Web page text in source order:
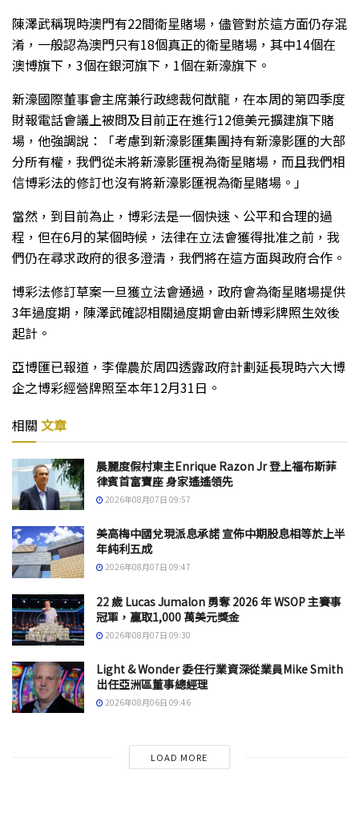
陳澤武稱現時澳門有22間衛星賭場，儘管對於這方面仍存混
淆，一般認為澳門只有18個真正的衛星賭場，其中14個在
澳博旗下，3個在銀河旗下，1個在新濠旗下。
新濠國際董事會主席兼行政總裁何猷龍，在本周的第四季度
財報電話會議上被問及目前正在進行12億美元擴建旗下賭
場，他強調說：「考慮到新濠影匯集團持有新濠影匯的大部
分所有權，我們從未將新濠影匯視為衛星賭場，而且我們相
信博彩法的修訂也沒有將新濠影匯視為衛星賭場。」
當然，到目前為止，博彩法是一個快速、公平和合理的過
程，但在6月的某個時候，法律在立法會獲得批准之前，我
們仍在尋求政府的很多澄清，我們將在這方面與政府合作。
博彩法修訂草案一旦獲立法會通過，政府會為衛星賭場提供
3年過度期，陳澤武確認相關過度期會由新博彩牌照生效後
起計。
亞博匯已報道，李偉農於周四透露政府計劃延長現時六大博
企之博彩經營牌照至本年12月31日。
相關 文章
晨麗度假村東主Enrique Razon Jr 登上福布斯菲
律賓首富寶座 身家遙遙領先
2026年08月07日 09:57
美高梅中國兌現派息承諾 宣佈中期股息相等於上半
年純利五成
2026年08月07日 09:47
22 歲 Lucas Jumalon 勇奪 2026 年 WSOP 主賽事
冠軍，贏取1,000 萬美元獎金
2026年08月07日 09:30
Light & Wonder 委任行業資深從業員Mike Smith
出任亞洲區董事總經理
2026年08月06日 09:46
LOAD MORE